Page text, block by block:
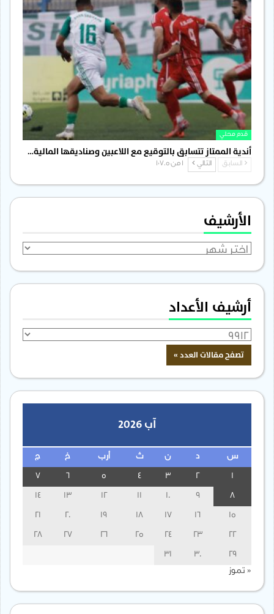
قدم محلي
أندية الممتاز تتسابق بالتوقيع مع اللاعبين وصناديقها المالية…
السابق التالي
الأرشيف
الأرشيف
أرشيف الأعداد
آب 2026
س ن ث أرب خ ج
3
13
14
15
16
17
18
19
20
21
22
23
24
25
26
27
28
29
30
31
« تموز